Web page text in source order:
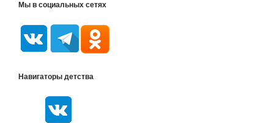
Мы в социальных сетях
Навигаторы детства